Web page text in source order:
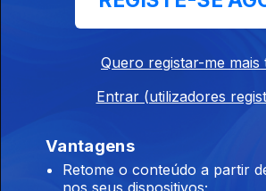
Agrotejo alerta para falta de
agrícolas no Vale do Tejo. Há frustração e
agricultores. Por Paula Véran
Quero registar-me mais
Entrar (utilizadores
Vantagens
Retome o conteúdo a partir